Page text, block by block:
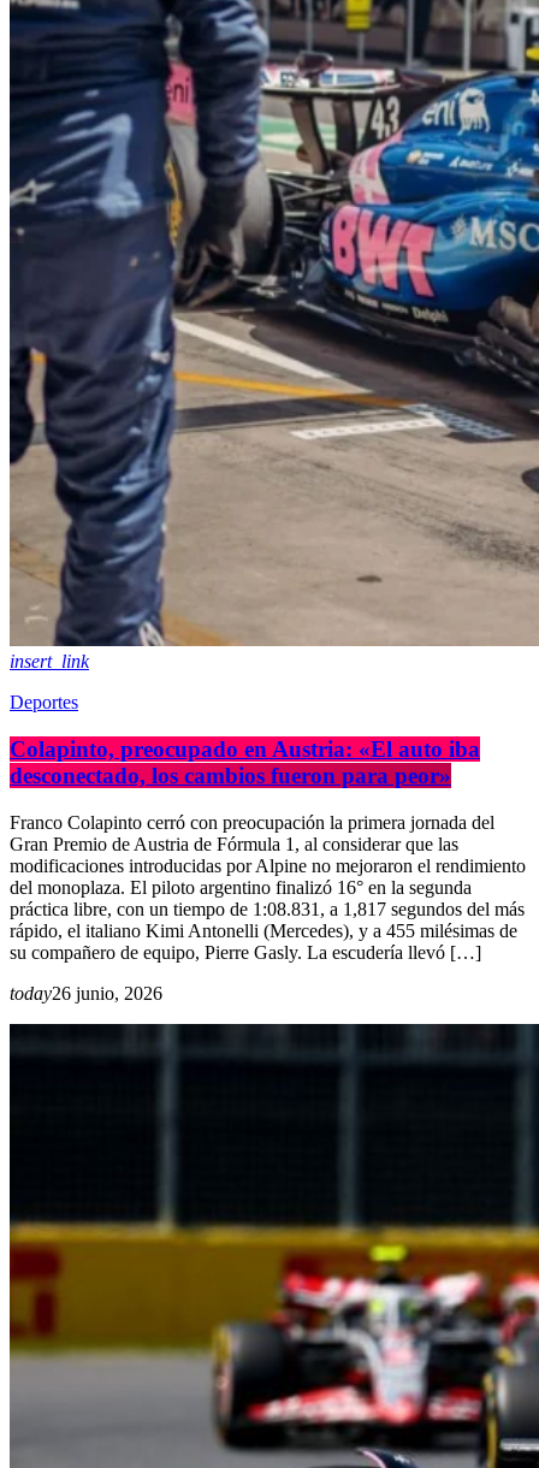
insert_link
Deportes
Colapinto, preocupado en Austria: «El auto iba
desconectado, los cambios fueron para peor»
Franco Colapinto cerró con preocupación la primera jornada del
Gran Premio de Austria de Fórmula 1, al considerar que las
modificaciones introducidas por Alpine no mejoraron el rendimiento
del monoplaza. El piloto argentino finalizó 16° en la segunda
práctica libre, con un tiempo de 1:08.831, a 1,817 segundos del más
rápido, el italiano Kimi Antonelli (Mercedes), y a 455 milésimas de
su compañero de equipo, Pierre Gasly. La escudería llevó […]
today26 junio, 2026